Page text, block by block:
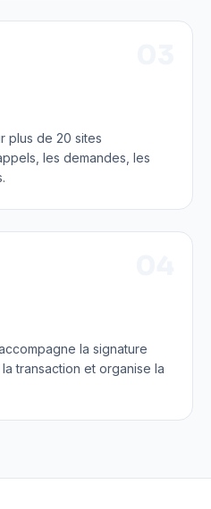
plus de 20 sites
les demandes, les
la signature
transaction et organise la